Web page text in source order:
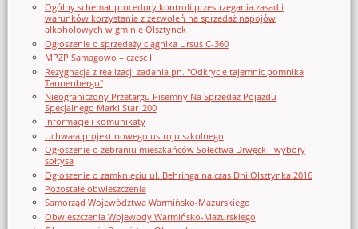
Ogólny schemat procedury kontroli przestrzegania zasad i
warunków korzystania z zezwoleń na sprzedaż napojów
alkoholowych w gminie Olsztynek
Ogłoszenie o sprzedaży ciągnika Ursus C-360
MPZP Samagowo – czesc I
Rezygnacja z realizacji zadania pn. "Odkrycie tajemnic pomnika
Tannenbergu"
Nieograniczony Przetargu Pisemny Na Sprzedaż Pojazdu
Specjalnego Marki Star_200
Informacje i komunikaty
Uchwała projekt nowego ustroju szkolnego
Ogłoszenie o zebraniu mieszkańców Sołectwa Drwęck - wybory
sołtysa
Ogłoszenie o zamknięciu ul. Behringa na czas Dni Olsztynka 2016
Pozostałe obwieszczenia
Samorząd Województwa Warmińsko-Mazurskiego
Obwieszczenia Wojewody Warmińsko-Mazurskiego